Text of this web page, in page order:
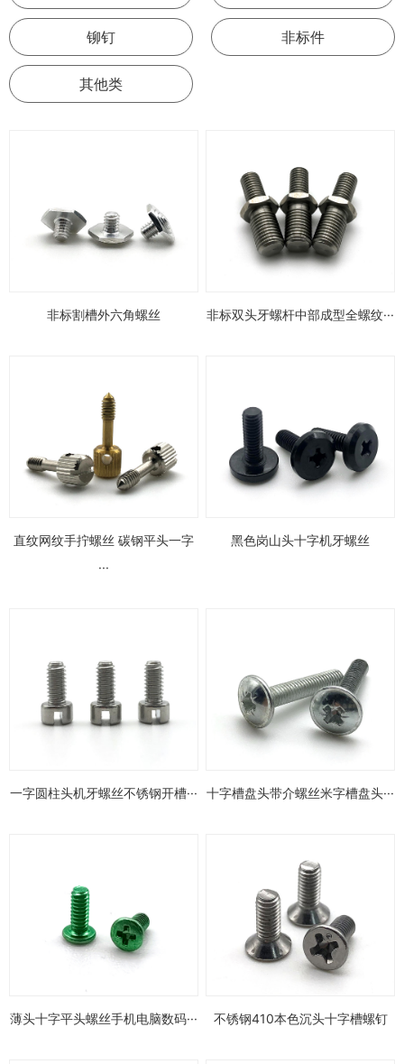
铆钉 非标件
其他类
非标割槽外六角螺丝 非标双头牙螺杆中部成型全螺纹···
直纹网纹手拧螺丝 碳钢平头一字
···
黑色岗山头十字机牙螺丝
一字圆柱头机牙螺丝不锈钢开槽··· 十字槽盘头带介螺丝米字槽盘头···
薄头十字平头螺丝手机电脑数码··· 不锈钢410本色沉头十字槽螺钉